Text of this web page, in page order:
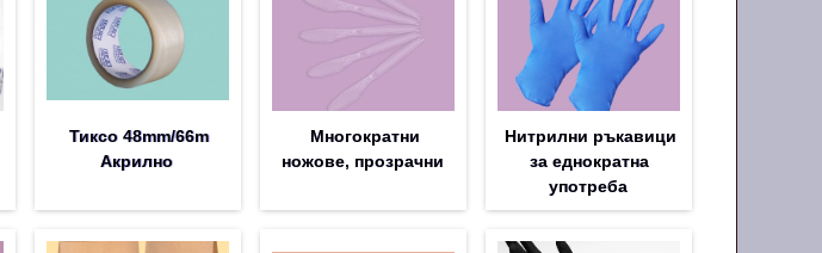
Тиксо 48mm/66m
Акрилно
Многократни
ножове, прозрачни
Нитрилни ръкавици
за еднократна
употреба